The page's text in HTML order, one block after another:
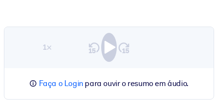
1×
Faça o Login para ouvir o resumo em áudio.